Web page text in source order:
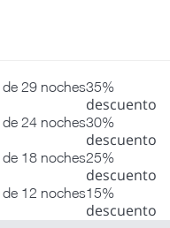
de 29 noches35%
descuento
de 24 noches30%
descuento
de 18 noches25%
descuento
de 12 noches15%
descuento